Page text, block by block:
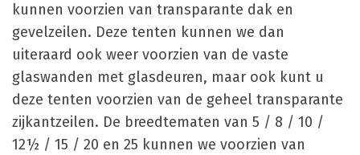
kunnen voorzien van transparante dak en
gevelzeilen. Deze tenten kunnen we dan
uiteraard ook weer voorzien van de vaste
glaswanden met glasdeuren, maar ook kunt u
deze tenten voorzien van de geheel transparante
zijkantzeilen. De breedtematen van 5 / 8 / 10 /
12½ / 15 / 20 en 25 kunnen we voorzien van